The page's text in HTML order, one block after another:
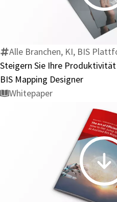
Sie
mit
Alle Branchen, KI, BIS
Steigern Sie Ihre
BIS Mapping Designer
Whitepaper
Art
of